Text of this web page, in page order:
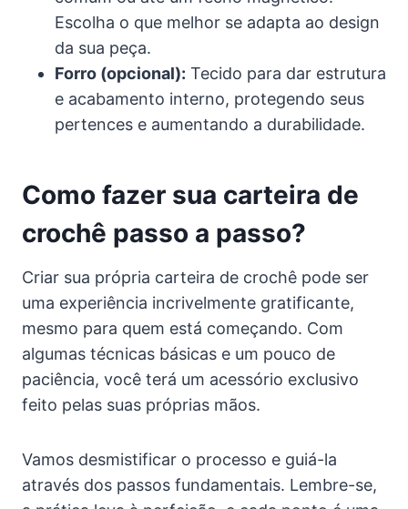
Escolha o que melhor se adapta ao design
da sua peça.
Forro (opcional): Tecido para dar estrutura
e acabamento interno, protegendo seus
pertences e aumentando a durabilidade.
Como fazer sua carteira de
crochê passo a passo?
Criar sua própria carteira de crochê pode ser
uma experiência incrivelmente gratificante,
mesmo para quem está começando. Com
algumas técnicas básicas e um pouco de
paciência, você terá um acessório exclusivo
feito pelas suas próprias mãos.
Vamos desmistificar o processo e guiá-la
através dos passos fundamentais. Lembre-se,